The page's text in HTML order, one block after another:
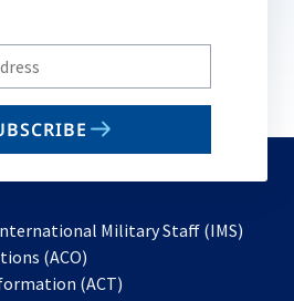
Military Staff (IMS)
(ACO)
in
(ACT)